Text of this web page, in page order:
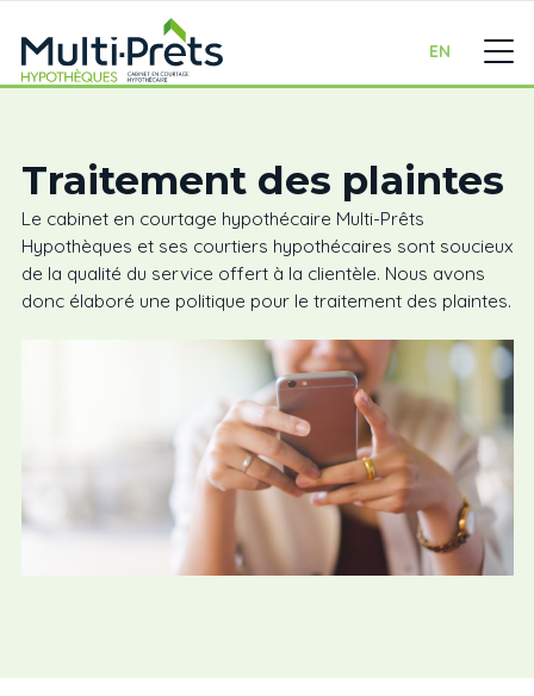
EN
Traitement des plaintes
Le cabinet en courtage hypothécaire Multi-Prêts
Hypothèques et ses courtiers hypothécaires sont soucieux
de la qualité du service offert à la clientèle. Nous avons
donc élaboré une politique pour le traitement des plaintes.